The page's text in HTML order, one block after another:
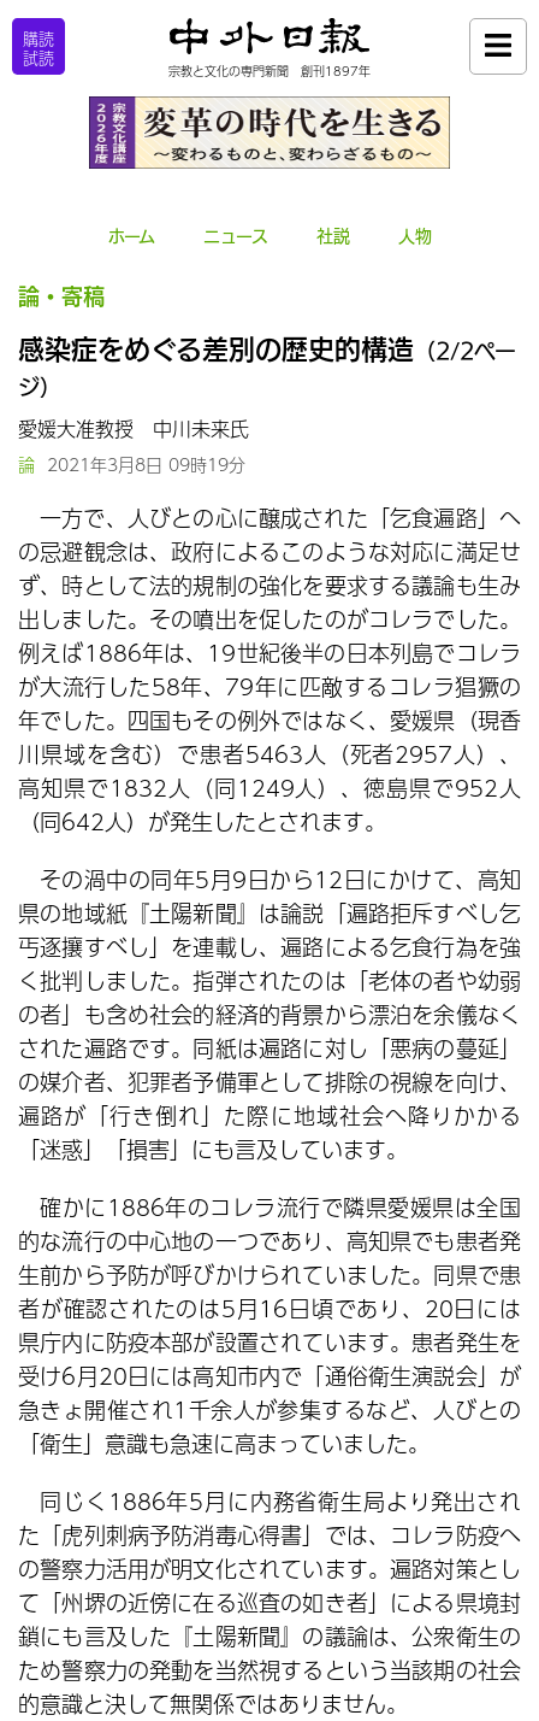
購読
試読
宗教と文化の専門新聞 創刊1897年
ホーム ニュース 社説 人物
論・寄稿
感染症をめぐる差別の歴史的構造 （2/2ペー
ジ）
愛媛大准教授 中川未来氏
論 2021年3月8日 09時19分
一方で、人びとの心に醸成された「乞食遍路」へ
の忌避観念は、政府によるこのような対応に満足せ
ず、時として法的規制の強化を要求する議論も生み
出しました。その噴出を促したのがコレラでした。
例えば1886年は、19世紀後半の日本列島でコレラ
が大流行した58年、79年に匹敵するコレラ猖獗の
年でした。四国もその例外ではなく、愛媛県（現香
川県域を含む）で患者5463人（死者2957人）、
高知県で1832人（同1249人）、徳島県で952人
（同642人）が発生したとされます。
その渦中の同年5月9日から12日にかけて、高知
県の地域紙『土陽新聞』は論説「遍路拒斥すべし乞
丐逐攘すべし」を連載し、遍路による乞食行為を強
く批判しました。指弾されたのは「老体の者や幼弱
の者」も含め社会的経済的背景から漂泊を余儀なく
された遍路です。同紙は遍路に対し「悪病の蔓延」
の媒介者、犯罪者予備軍として排除の視線を向け、
遍路が「行き倒れ」た際に地域社会へ降りかかる
「迷惑」「損害」にも言及しています。
確かに1886年のコレラ流行で隣県愛媛県は全国
的な流行の中心地の一つであり、高知県でも患者発
生前から予防が呼びかけられていました。同県で患
者が確認されたのは5月16日頃であり、20日には
県庁内に防疫本部が設置されています。患者発生を
受け6月20日には高知市内で「通俗衛生演説会」が
急きょ開催され1千余人が参集するなど、人びとの
「衛生」意識も急速に高まっていました。
同じく1886年5月に内務省衛生局より発出され
た「虎列刺病予防消毒心得書」では、コレラ防疫へ
の警察力活用が明文化されています。遍路対策とし
て「州堺の近傍に在る巡査の如き者」による県境封
鎖にも言及した『土陽新聞』の議論は、公衆衛生の
ため警察力の発動を当然視するという当該期の社会
的意識と決して無関係ではありません。